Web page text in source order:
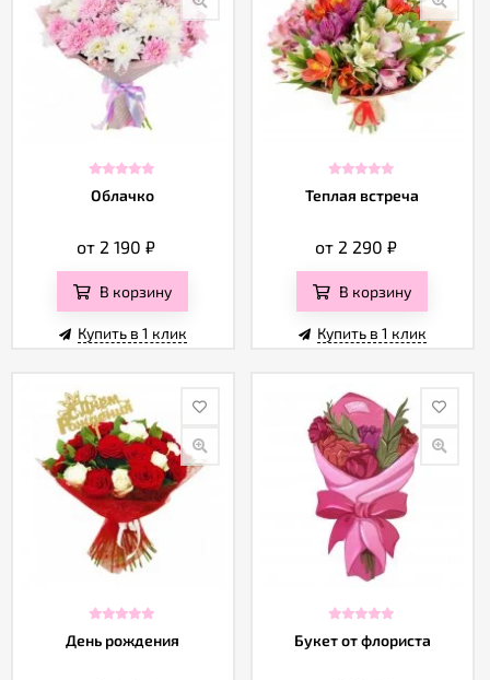
Облачко
от 2 190₽
В корзину
Купить в 1 клик
Теплая встреча
от 2 290 ₽
В корзину
Купить в 1 клик
День рождения Букет от флориста